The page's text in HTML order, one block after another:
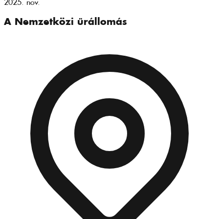
2025. nov.
A Nemzetközi űrállomás